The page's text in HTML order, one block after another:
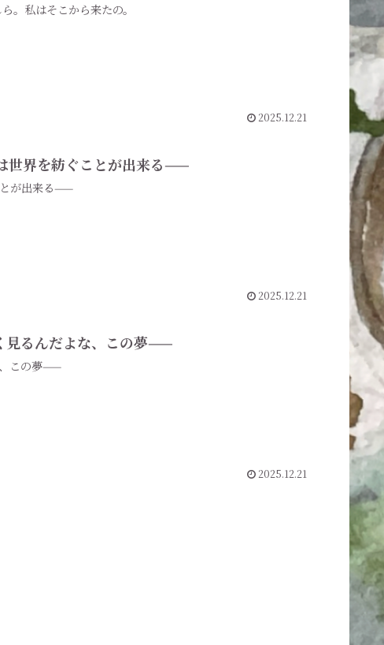
。私はそこから来たの。
2025.12.21
世界を紡ぐことが出来る——
が出来る——
2025.12.21
見るんだよな、この夢——
この夢——
2025.12.21